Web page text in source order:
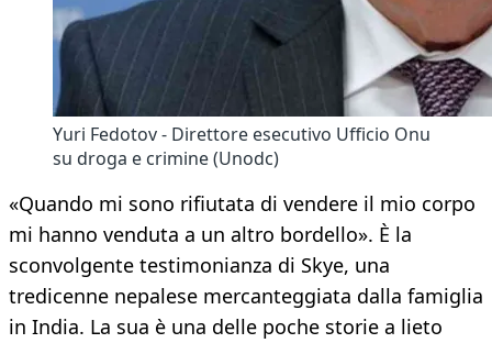
Yuri Fedotov - Direttore esecutivo Ufficio Onu
su droga e crimine (Unodc)
«Quando mi sono rifiutata di vendere il mio corpo
mi hanno venduta a un altro bordello». È la
sconvolgente testimonianza di Skye, una
tredicenne nepalese mercanteggiata dalla famiglia
in India. La sua è una delle poche storie a lieto